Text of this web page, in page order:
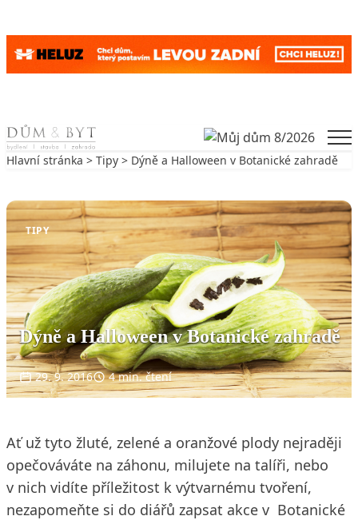
Skip to content
Hlavní stránka > Tipy > Dýně a Halloween v Botanické zahradě
TIPY
Dýně a Halloween v Botanické zahradě
29. 9. 2016 4 min. čtení
Ať už tyto žluté, zelené a oranžové plody nejraději
opečováváte na záhonu, milujete na talíři, nebo
v nich vidíte příležitost k výtvarnému tvoření,
nezapomeňte si do diářů zapsat akce v Botanické